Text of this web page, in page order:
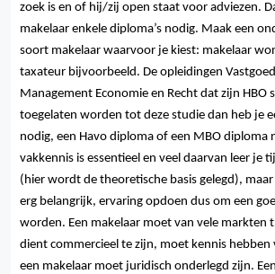
zoek is en of hij/zij open staat voor adviezen.
makelaar enkele diploma’s nodig. Maak een
soort makelaar waarvoor je kiest: makelaar
taxateur bijvoorbeeld. De opleidingen
Management Economie en Recht dat zijn HBO
toegelaten worden tot deze studie dan heb je
nodig, een Havo diploma of een MBO diploma
vakkennis is essentieel en veel daarvan leer je
(hier wordt de theoretische basis gelegd),
erg belangrijk, ervaring opdoen dus om een
worden. Een makelaar moet van vele markten
dient commercieel te zijn, moet kennis
een makelaar moet juridisch onderlegd zijn.